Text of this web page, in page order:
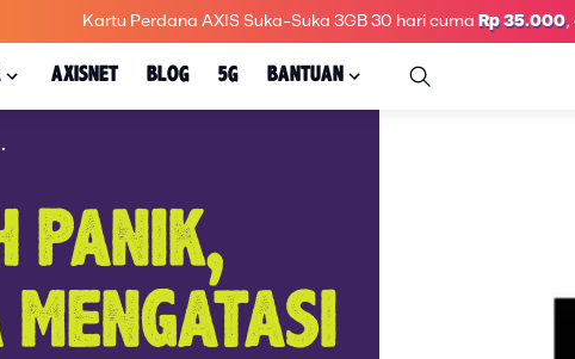
Kartu Perdana AXIS Suka-Suka 3GB 30 hari cuma Rp 35.000,
AXISNET BLOG 5G BANTUAN
PANIK,